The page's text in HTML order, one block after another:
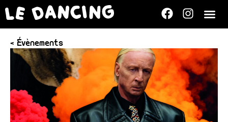
< Évènements